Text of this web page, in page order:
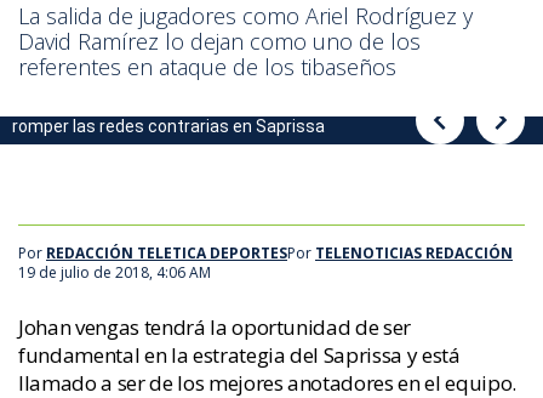
La salida de jugadores como Ariel Rodríguez y
David Ramírez lo dejan como uno de los
referentes en ataque de los tibaseños
romper las redes contrarias en Saprissa
romper las redes contrarias en Saprissa
Por REDACCIÓN TELETICA DEPORTESPor TELENOTICIAS REDACCIÓN
19 de julio de 2018, 4:06 AM
Johan vengas tendrá la oportunidad de ser
fundamental en la estrategia del Saprissa y está
llamado a ser de los mejores anotadores en el equipo.